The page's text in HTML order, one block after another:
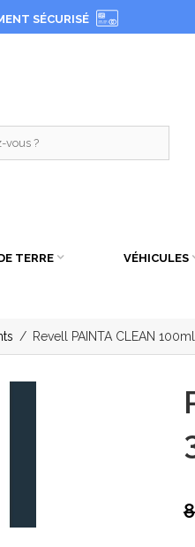
SÉCURISÉ
TERRE VÉHICULES
/ Revell PAINTA CLEAN